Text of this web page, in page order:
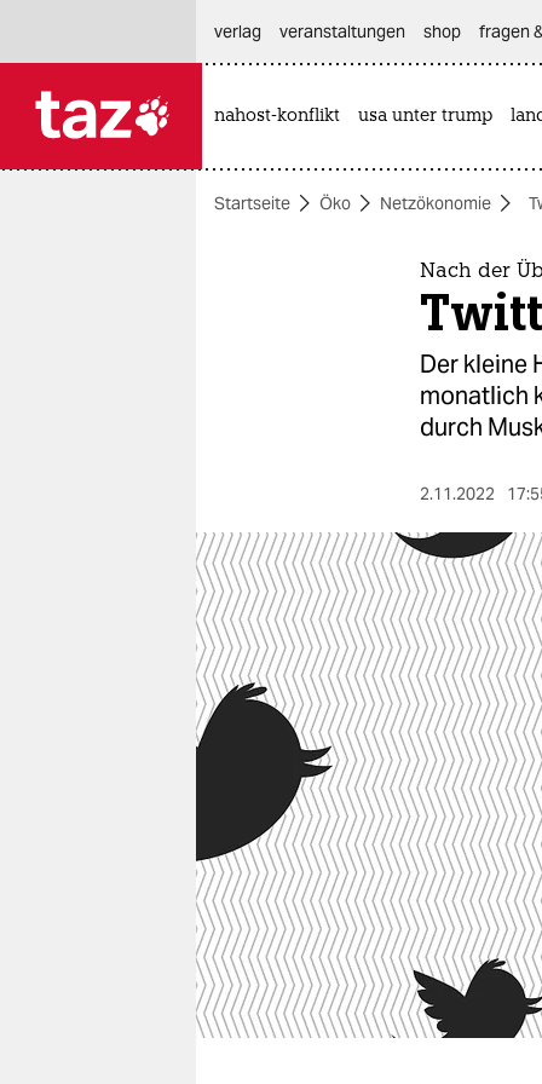
themen
berlin
nord
wahrheit
verlag
veranstaltungen
shop
fragen & hilfe
unterstützen
abo
genossenschaft
verlag
veranstaltungen shop fragen
nahost-konflikt usa unter trump
Startseite Öko Netzökonomie
Nach der
Der kleine
monatlich
durch
2.11.2022